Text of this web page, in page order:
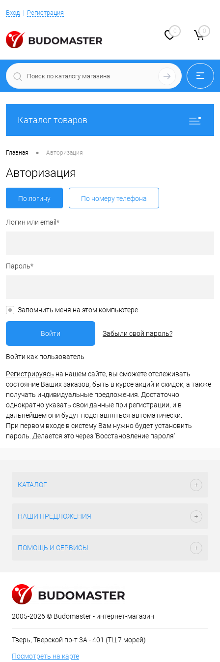
Вход Регистрация
0 0
Каталог товаров
Главная • Авторизация
Авторизация
По логину По номеру телефона
Логин или email*
Пароль*
Запомнить меня на этом компьютере
Забыли свой пароль?
Войти как пользователь
Регистрируясь на нашем сайте, вы сможете отслеживать
состояние Ваших заказов, быть в курсе акций и скидок, а также
получать индивидуальные предложения. Достаточно
однократно указать свои данные при регистрации, и в
дальнейшем они будут подставляться автоматически.
При первом входе в систему Вам нужно будет установить
пароль. Делается это через 'Восстановление пароля'
КАТАЛОГ
НАШИ ПРЕДЛОЖЕНИЯ
ПОМОЩЬ И СЕРВИСЫ
2005-2026 © Budomaster - интернет-магазин
Тверь, Тверской пр-т 3А - 401 (ТЦ 7 морей)
Посмотреть на карте